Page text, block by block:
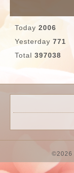
Today 2006
Yesterday 771
Total 397038
©2026